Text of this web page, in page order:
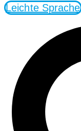
Leichte Sprache